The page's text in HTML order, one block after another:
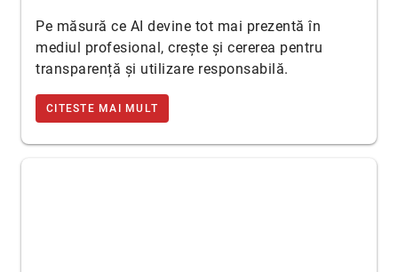
Pe măsură ce AI devine tot mai prezentă în
mediul profesional, crește și cererea pentru
transparență și utilizare responsabilă.
CITESTE MAI MULT